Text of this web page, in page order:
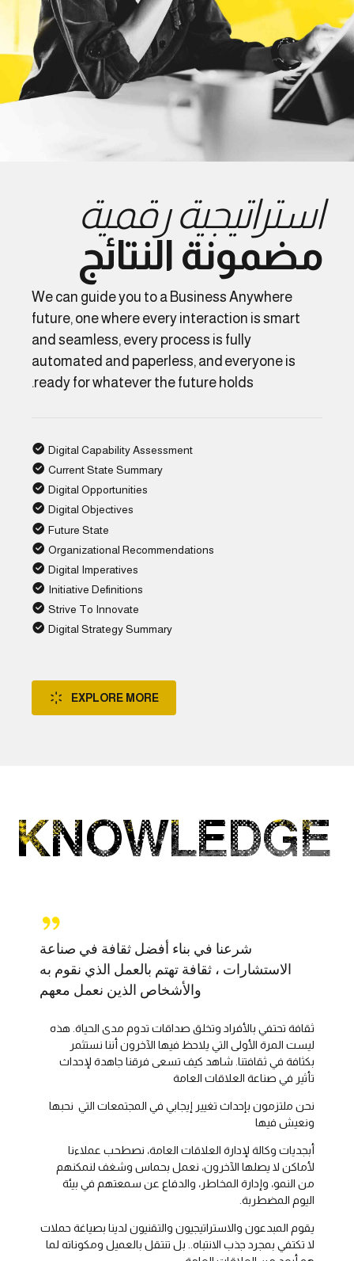
استراتيجية رقمية
مضمونة النتائج
We can guide you to a Business Anywhere
future, one where every interaction is smart
and seamless, every process is fully
automated and paperless, and everyone is
ready for whatever the future holds.
Digital Capability Assessment
Current State Summary
Digital Opportunities
Digital Objectives
Future State
Organizational Recommendations
Digital Imperatives
Initiative Definitions
Strive To Innovate
Digital Strategy Summary
EXPLORE MORE
KNOWLEDGE
شرعنا في بناء أفضل ثقافة في صناعة
الاستشارات ، ثقافة تهتم بالعمل الذي نقوم به
والأشخاص الذين نعمل معهم
ثقافة تحتفي بالأفراد وتخلق صداقات تدوم مدى الحياة. هذه
ليست المرة الأولى التي يلاحظ فيها الآخرون أننا نستثمر
بكثافة في ثقافتنا. شاهد كيف تسعى فرقنا جاهدة لإحداث
تأثير في صناعة العلاقات العامة
نحن ملتزمون بإحداث تغيير إيجابي في المجتمعات التي نحبها
ونعيش فيها
أبجديات وكالة لإدارة العلاقات العامة، نصطحب عملاءنا
لأماكن لا يصلها الآخرون، نعمل بحماس وشغف لنمكنهم
من النمو، وإدارة المخاطر، والدفاع عن سمعتهم في بيئة
اليوم المضطربة.
يقوم المبدعون والاستراتيجيون والتقنيون لدينا بصياغة حملات
لا تكتفي بمجرد جذب الانتباه.. بل تنتقل بالعميل ومكوناته لما